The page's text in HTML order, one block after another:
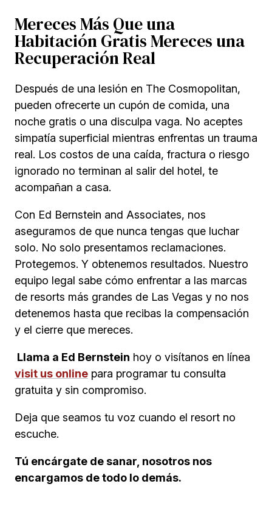
Mereces Más Que una
Habitación Gratis Mereces una
Recuperación Real
Después de una lesión en The Cosmopolitan,
pueden ofrecerte un cupón de comida, una
noche gratis o una disculpa vaga. No aceptes
simpatía superficial mientras enfrentas un trauma
real. Los costos de una caída, fractura o riesgo
ignorado no terminan al salir del hotel, te
acompañan a casa.
Con Ed Bernstein and Associates, nos
aseguramos de que nunca tengas que luchar
solo. No solo presentamos reclamaciones.
Protegemos. Y obtenemos resultados. Nuestro
equipo legal sabe cómo enfrentar a las marcas
de resorts más grandes de Las Vegas y no nos
detenemos hasta que recibas la compensación
y el cierre que mereces.
Llama a Ed Bernstein hoy o visítanos en línea
visit us online para programar tu consulta
gratuita y sin compromiso.
Deja que seamos tu voz cuando el resort no
escuche.
Tú encárgate de sanar, nosotros nos
encargamos de todo lo demás.